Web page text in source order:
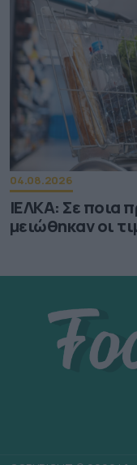
04.08.2026
ΙΕΛΚΑ: Σε ποια
μειώθηκαν οι